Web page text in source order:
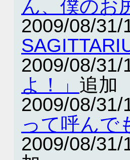
ん、僕のお
2009/08/31/
2009/08/31/
よ！」 追加
2009/08/31/
って呼んで
2009/08/31/